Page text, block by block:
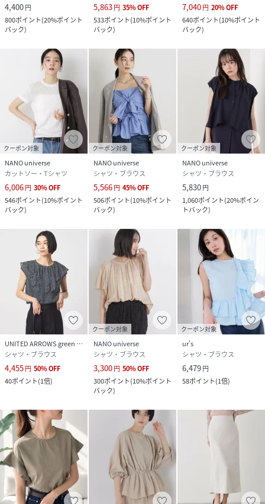
4,400円
800ポイント(20%ポイント
バック)
5,863円 35%OFF
533ポイント(10%ポイント
バック)
7,040円 20%OFF
640ポイント(10%ポイント
バック)
クーポン対象
NANO universe
カットソー・Tシャツ
6,006円 30%OFF
546ポイント(10%ポイント
バック)
クーポン対象
NANO universe
シャツ・ブラウス
5,566円 45%OFF
506ポイント(10%ポイント
バック)
クーポン対象
NANO universe
シャツ・ブラウス
5,830円
1,060ポイント(20%ポイン
トバック)
UNITED ARROWS green label relaxing
シャツ・ブラウス
4,455円 50%OFF
40ポイント(1倍)
クーポン対象
NANO universe
シャツ・ブラウス
3,300円 50%OFF
300ポイント(10%ポイント
バック)
クーポン対象
ur's
シャツ・ブラウス
6,479円
58ポイント(1倍)